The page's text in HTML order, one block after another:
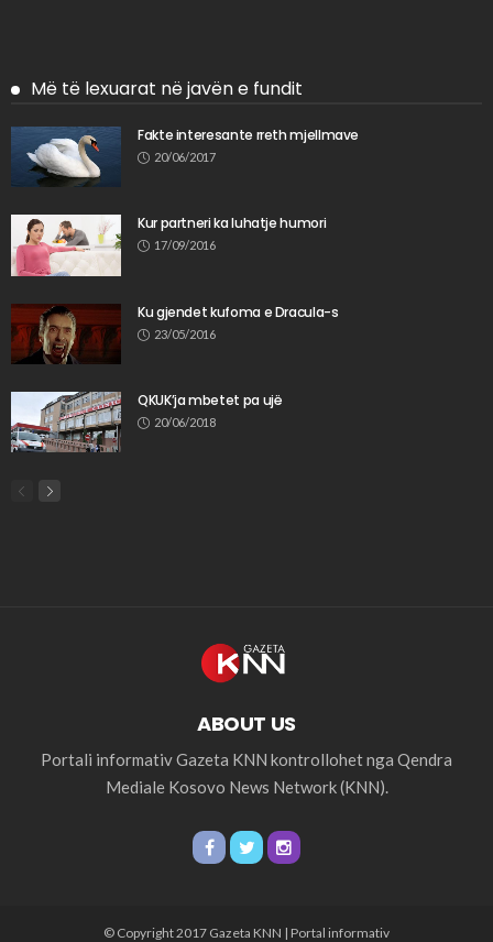
Më të lexuarat në javën e fundit
Fakte interesante rreth mjellmave
20/06/2017
Kur partneri ka luhatje humori
17/09/2016
Ku gjendet kufoma e Dracula-s
23/05/2016
QKUK’ja mbetet pa ujë
20/06/2018
ABOUT US
Portali informativ Gazeta KNN kontrollohet nga Qendra
Mediale Kosovo News Network (KNN).
© Copyright 2017 Gazeta KNN | Portal informativ